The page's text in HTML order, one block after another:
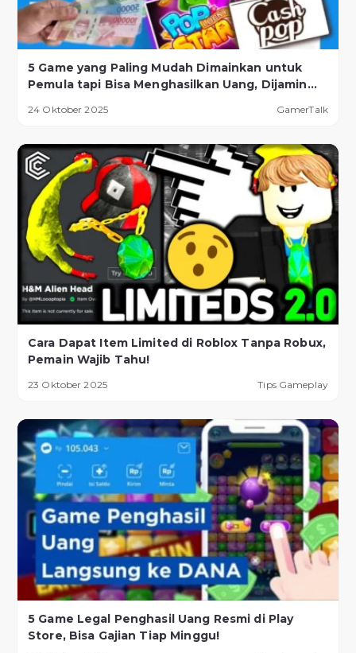
5 Game yang Paling Mudah Dimainkan untuk
Pemula tapi Bisa Menghasilkan Uang, Dijamin
24 Oktober 2025 GamerTalk
Cara Dapat Item Limited di Roblox Tanpa Robux,
Pemain Wajib Tahu!
23 Oktober 2025 Tips Gameplay
5 Game Legal Penghasil Uang Resmi di Play
Store, Bisa Gajian Tiap Minggu!